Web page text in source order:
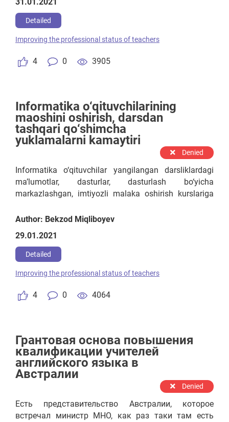
государства и права» и «Основы
конституционного права» 8-11 классов на
практике.
Detailed
4 0 3905
Improving the professional status of teachers
Informatika o‘qituvchilarining
maoshini oshirish, darsdan
tashqari qo‘shimcha
yuklamalarni kamaytiri
Denied
Informatika o‘qituvchilar yangilangan darsliklardagi
ma’lumotlar, dasturlar, dasturlash bo‘yicha
markazlashgan, imtiyozli malaka oshirish kurslariga
Emis kabi internet bazalarini qo‘shimcha, tekinga
ishlashga vaqtlari, turli dasturlash bo‘yicha o‘quv
kurslariga qatnashishga mablag‘lari yo‘q
Author: Bekzod Miqliboyev
29.01.2021
Detailed
4 0 4064
Improving the professional status of teachers
Грантовая основа повышения
квалификации учителей
английского языка в
Австралии
Denied
Есть представительство Австралии, которое
встречал министр МНО, как раз таки там есть